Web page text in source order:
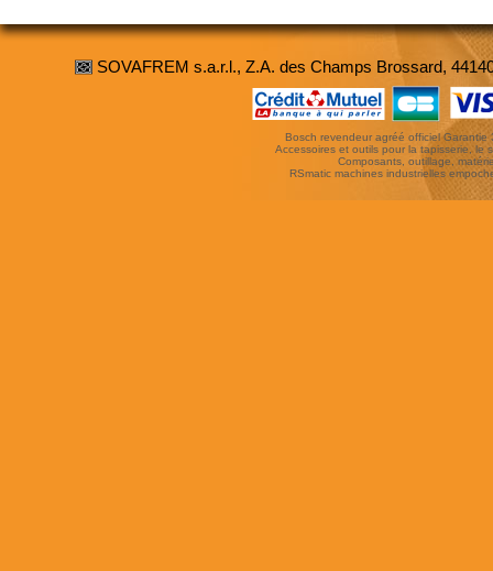
SOVAFREM s.a.r.l., Z.A. des Champs Brossard,
Bosch revendeur agréé officiel Garantie
Accessoires et outils pour la tapisserie, le
Composants, outillage,
RSmatic machines industrielles